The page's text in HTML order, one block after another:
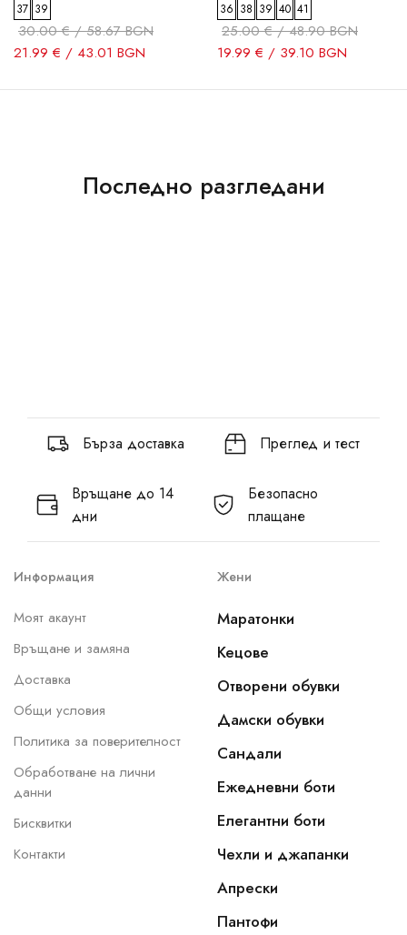
37 39
30.00 € / 58.67 BGN
21.99 € / 43.01 BGN
36 38 39 40 41
25.00 € / 48.90 BGN
19.99 € / 39.10 BGN
Последно разгледани
Бърза доставка Преглед и тест
Връщане до 14
дни
Безопасно
плащане
Информация
Моят акаунт
Връщане и замяна
Доставка
Общи условия
Политика за поверителност
Обработване на лични
данни
Бисквитки
Контакти
Жени
Маратонки
Кецове
Отворени обувки
Дамски обувки
Сандали
Ежедневни боти
Елегантни боти
Чехли и джапанки
Апрески
Пантофи